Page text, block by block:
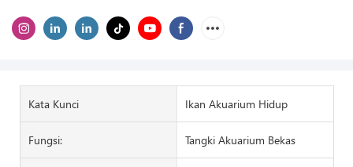
Kata Kunci Ikan Akuarium Hidup
Fungsi: Tangki Akuarium Bekas